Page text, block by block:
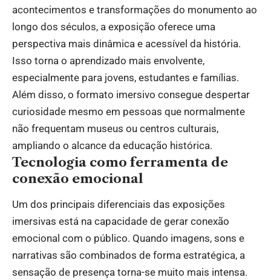
acontecimentos e transformações do monumento ao
longo dos séculos, a exposição oferece uma
perspectiva mais dinâmica e acessível da história.
Isso torna o aprendizado mais envolvente,
especialmente para jovens, estudantes e famílias.
Além disso, o formato imersivo consegue despertar
curiosidade mesmo em pessoas que normalmente
não frequentam museus ou centros culturais,
ampliando o alcance da educação histórica.
Tecnologia como ferramenta de
conexão emocional
Um dos principais diferenciais das exposições
imersivas está na capacidade de gerar conexão
emocional com o público. Quando imagens, sons e
narrativas são combinados de forma estratégica, a
sensação de presença torna-se muito mais intensa.